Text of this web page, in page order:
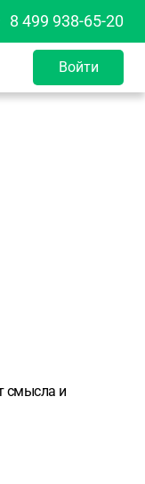
8 499 938-65-20
Войти
смысла и